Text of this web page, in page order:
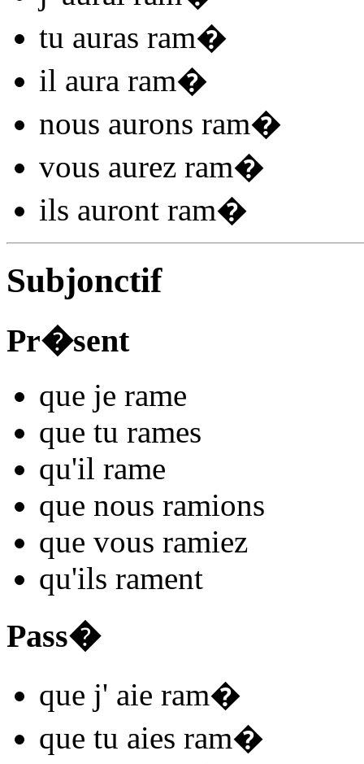
tu auras ram�
il aura ram�
nous aurons ram�
vous aurez ram�
ils auront ram�
Subjonctif
Pr�sent
que je rame
que tu rames
qu'il rame
que nous ramions
que vous ramiez
qu'ils rament
Pass�
que j' aie ram�
que tu aies ram�